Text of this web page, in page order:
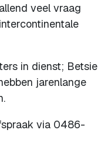
veel vraag
in dienst; Betsie
jarenlange
via 0486-